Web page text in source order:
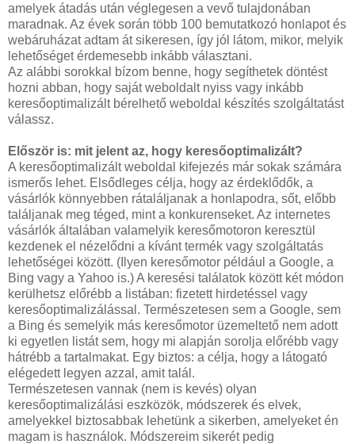
amelyek átadás után véglegesen a vevő tulajdonában
maradnak. Az évek során több 100 bemutatkozó honlapot és
webáruházat adtam át sikeresen, így jól látom, mikor, melyik
lehetőséget érdemesebb inkább választani.
Az alábbi sorokkal bízom benne, hogy segíthetek döntést
hozni abban, hogy saját weboldalt nyiss vagy inkább
keresőoptimalizált bérelhető weboldal készítés szolgáltatást
válassz.
Először is: mit jelent az, hogy keresőoptimalizált?
A keresőoptimalizált weboldal kifejezés már sokak számára
ismerős lehet. Elsődleges célja, hogy az érdeklődők, a
vásárlók könnyebben rátaláljanak a honlapodra, sőt, előbb
találjanak meg téged, mint a konkurenseket. Az internetes
vásárlók általában valamelyik keresőmotoron keresztül
kezdenek el nézelődni a kívánt termék vagy szolgáltatás
lehetőségei között. (Ilyen keresőmotor például a Google, a
Bing vagy a Yahoo is.) A keresési találatok között két módon
kerülhetsz előrébb a listában: fizetett hirdetéssel vagy
keresőoptimalizálással. Természetesen sem a Google, sem
a Bing és semelyik más keresőmotor üzemeltető nem adott
ki egyetlen listát sem, hogy mi alapján sorolja előrébb vagy
hátrébb a tartalmakat. Egy biztos: a célja, hogy a látogató
elégedett legyen azzal, amit talál.
Természetesen vannak (nem is kevés) olyan
keresőoptimalizálási eszközök, módszerek és elvek,
amelyekkel biztosabbak lehetünk a sikerben, amelyeket én
magam is használok. Módszereim sikerét pedig